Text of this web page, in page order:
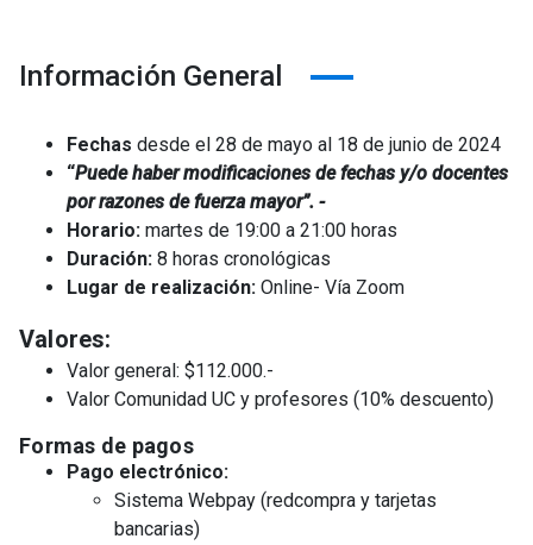
Información General
Fechas desde el 28 de mayo al 18 de junio de 2024
“Puede haber modificaciones de fechas y/o docentes
por razones de fuerza mayor”. -
Horario: martes de 19:00 a 21:00 horas
Duración: 8 horas cronológicas
Lugar de realización: Online- Vía Zoom
Valores:
Valor general: $112.000.-
Valor Comunidad UC y profesores (10% descuento)
Formas de pagos
Pago electrónico:
Sistema Webpay (redcompra y tarjetas
bancarias)